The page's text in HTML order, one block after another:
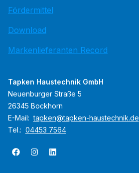
Fördermittel
Download
Markenlieferanten Record
Tapken Haustechnik GmbH
Neuenburger Straße 5
26345 Bockhorn
E-Mail: tapken@tapken-haustechnik.de
Tel.: 04453 7564